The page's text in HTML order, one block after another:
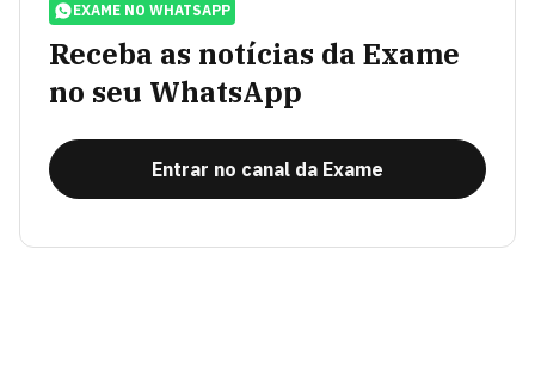
EXAME NO WHATSAPP
Receba as notícias da Exame
no seu WhatsApp
Entrar no canal da Exame